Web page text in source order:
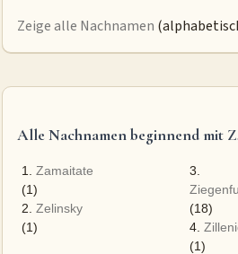
Zeige alle Nachnamen
Alle Nachnamen beginnend mit
1. Zamaitate
(1)
2. Zelinsky
(1)
3.
(18)
4.
(1)